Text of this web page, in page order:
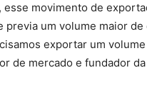
movimento de
previa um volume maior
exportar um
de mercado e fundador da